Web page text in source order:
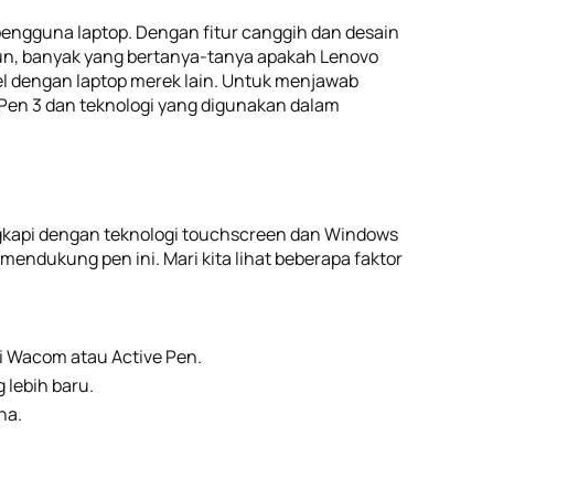
laptop. Dengan fitur canggih dan desain
banyak yang bertanya-tanya apakah Lenovo
dengan laptop merek lain. Untuk menjawab
3 dan teknologi yang digunakan dalam
dengan teknologi touchscreen dan Windows
pen ini. Mari kita lihat beberapa faktor
atau Active Pen.
lebih baru.